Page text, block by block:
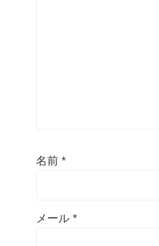
名前 *
メール *